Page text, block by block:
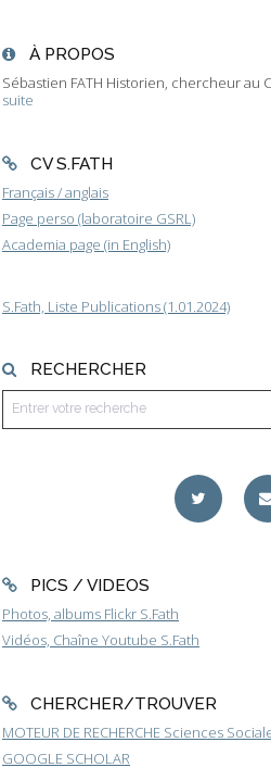
À PROPOS
Sébastien FATH Historien, chercheur au
suite
CV S.FATH
Français / anglais
Page perso (laboratoire GSRL)
Academia page (in English)
S.Fath, Liste Publications (1.01.2024)
RECHERCHER
PICS / VIDEOS
Photos, albums Flickr S.Fath
Vidéos, Chaîne Youtube S.Fath
CHERCHER/TROUVER
MOTEUR DE RECHERCHE Sciences
GOOGLE SCHOLAR